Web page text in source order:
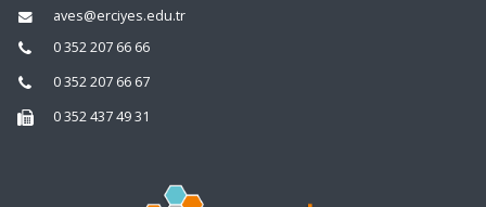
aves@erciyes.edu.tr
0 352 207 66 66
0 352 207 66 67
0 352 437 49 31